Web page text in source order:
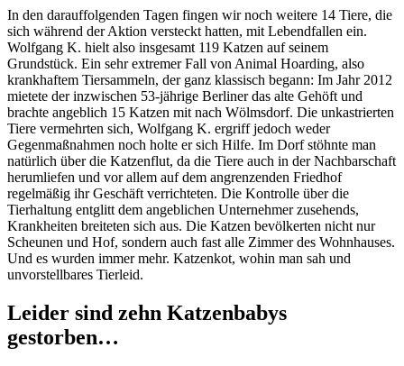
In den darauffolgenden Tagen fingen wir noch weitere 14 Tiere, die
sich während der Aktion versteckt hatten, mit Lebendfallen ein.
Wolfgang K. hielt also insgesamt 119 Katzen auf seinem
Grundstück. Ein sehr extremer Fall von Animal Hoarding, also
krankhaftem Tiersammeln, der ganz klassisch begann: Im Jahr 2012
mietete der inzwischen 53-jährige Berliner das alte Gehöft und
brachte angeblich 15 Katzen mit nach Wölmsdorf. Die unkastrierten
Tiere vermehrten sich, Wolfgang K. ergriff jedoch weder
Gegenmaßnahmen noch holte er sich Hilfe. Im Dorf stöhnte man
natürlich über die Katzenflut, da die Tiere auch in der Nachbarschaft
herumliefen und vor allem auf dem angrenzenden Friedhof
regelmäßig ihr Geschäft verrichteten. Die Kontrolle über die
Tierhaltung entglitt dem angeblichen Unternehmer zusehends,
Krankheiten breiteten sich aus. Die Katzen bevölkerten nicht nur
Scheunen und Hof, sondern auch fast alle Zimmer des Wohnhauses.
Und es wurden immer mehr. Katzenkot, wohin man sah und
unvorstellbares Tierleid.
Leider sind zehn Katzenbabys
gestorben…